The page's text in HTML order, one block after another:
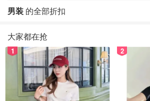
男装 的全部折扣
大家都在抢
1 2